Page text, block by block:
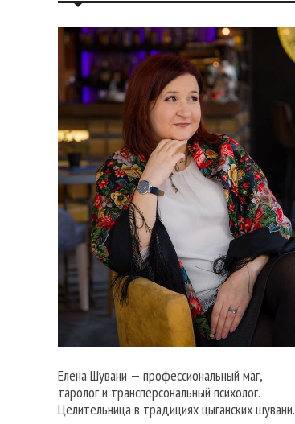
Елена Шувани — профессиональный маг,
таролог и трансперсональный психолог.
Целительница в традициях цыганских шувани.